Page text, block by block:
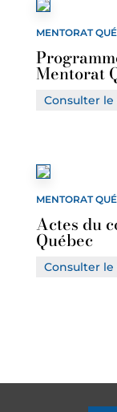
MENTORAT
Mentorat
Consulter
MENTORAT
Actes du
Québec
Consulter